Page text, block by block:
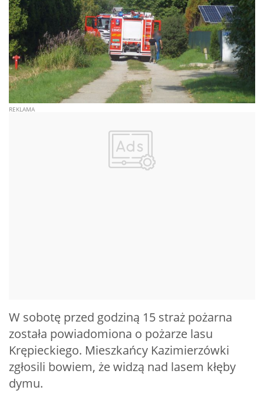
W sobotę przed godziną 15 straż pożarna
została powiadomiona o pożarze lasu
Krępieckiego. Mieszkańcy Kazimierzówki
zgłosili bowiem, że widzą nad lasem kłęby
dymu.